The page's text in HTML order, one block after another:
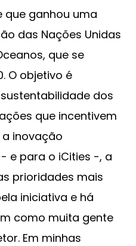
que ganhou uma
das Nações Unidas
que se
O objetivo é
dos
que incentivem
inovação
e para o iCities -, a
prioridades mais
iniciativa e há
como muita gente
Em minhas